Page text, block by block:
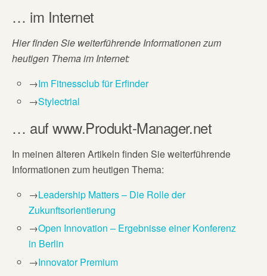
… im Internet
Hier finden Sie weiterführende Informationen zum
heutigen Thema im Internet:
→Im Fitnessclub für Erfinder
→Stylectrial
… auf www.Produkt-Manager.net
In meinen älteren Artikeln finden Sie weiterführende
Informationen zum heutigen Thema:
→Leadership Matters – Die Rolle der
Zukunftsorientierung
→Open Innovation – Ergebnisse einer Konferenz
in Berlin
→Innovator Premium